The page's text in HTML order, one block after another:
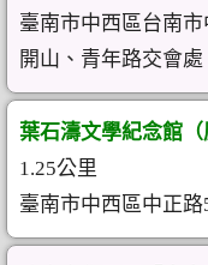
臺南市中西區台南
開山、青年路交會處
葉石濤文學紀念館（
1.25公里
臺南市中西區中正路